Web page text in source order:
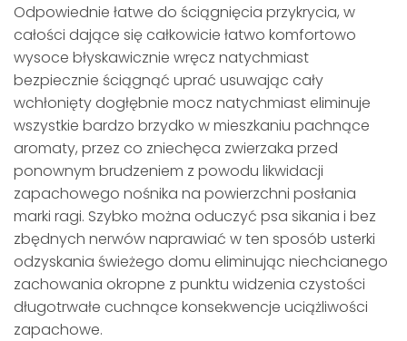
Odpowiednie łatwe do ściągnięcia przykrycia, w
całości dające się całkowicie łatwo komfortowo
wysoce błyskawicznie wręcz natychmiast
bezpiecznie ściągnąć uprać usuwając cały
wchłonięty dogłębnie mocz natychmiast eliminuje
wszystkie bardzo brzydko w mieszkaniu pachnące
aromaty, przez co zniechęca zwierzaka przed
ponownym brudzeniem z powodu likwidacji
zapachowego nośnika na powierzchni posłania
marki ragi. Szybko można oduczyć psa sikania i bez
zbędnych nerwów naprawiać w ten sposób usterki
odzyskania świeżego domu eliminując niechcianego
zachowania okropne z punktu widzenia czystości
długotrwałe cuchnące konsekwencje uciążliwości
zapachowe.